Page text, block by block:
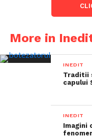
More in
INEDIT
Traditii
capului
INEDIT
Imagini